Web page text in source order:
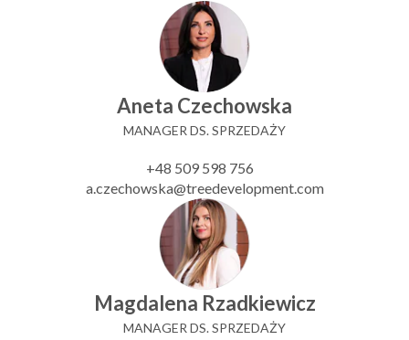
Aneta Czechowska
MANAGER DS. SPRZEDAŻY
+48 509 598 756
a.czechowska@treedevelopment.com
Magdalena Rzadkiewicz
MANAGER DS. SPRZEDAŻY